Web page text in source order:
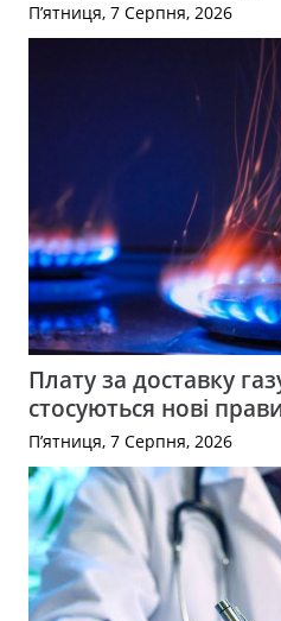
П’ятниця, 7 Серпня, 2026
Плату за доставку
стосуються нові
П’ятниця, 7 Серпня, 2026